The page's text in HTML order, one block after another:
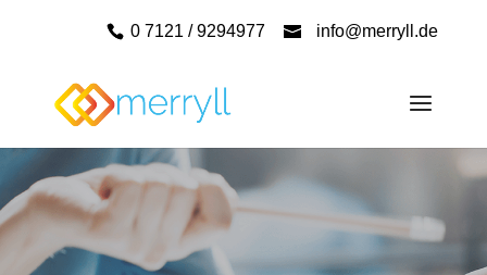
0 7121 / 9294977 info@merryll.de